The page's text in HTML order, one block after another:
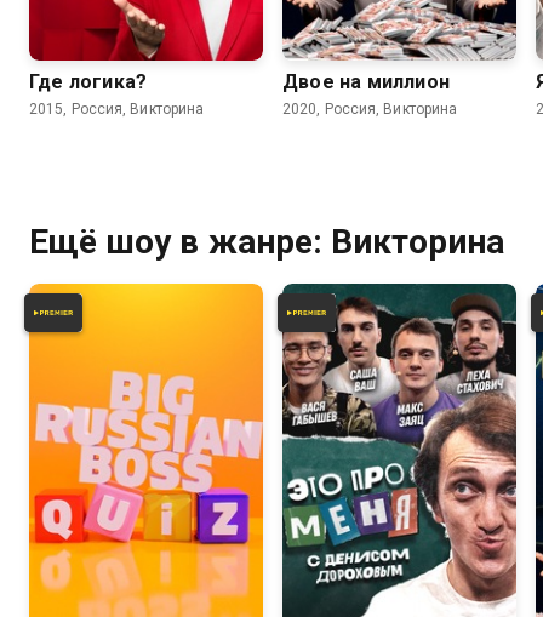
Где логика?
2015, Россия, Викторина
6.3
Двое на миллион
2020, Россия, Викторина
Ещё шоу в жанре: Викторина